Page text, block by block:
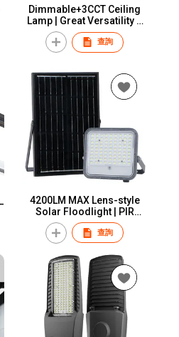
Dimmable+3CCT Ceiling
Lamp | Great Versatility &
Agreesive Price
查詢
4200LM MAX Lens-style
Solar Floodlight | PIR
Sensor
查詢